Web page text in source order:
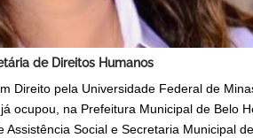
de Direitos Humanos
Direito pela Universidade Federal de
ocupou, na Prefeitura Municipal de Belo
Assistência Social e Secretaria Municipal